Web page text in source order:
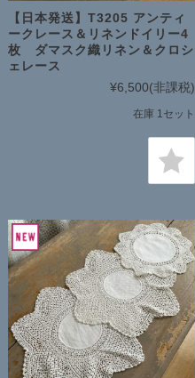
【日本発送】T3205 アンティ
ークレース＆リネンドイリー4
枚 ダマスク織リネン＆クロシ
ェレース
¥6,500(非課税)
在庫 1セット